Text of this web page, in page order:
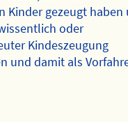
Kinder gezeugt haben
oder
Kindeszeugung
und damit als